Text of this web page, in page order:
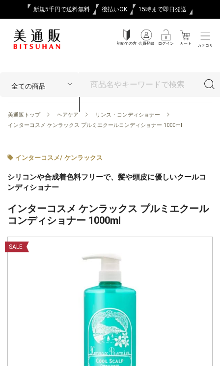
新規5千円で送料無料 後払いOK 15時まで即日発送
初めての方 会員登録 ログイン カート カテゴリ
美通販トップ ヘアケア
リンス・コンディショナー
インターコスメ ケンラックス プルミエクールコンディショナー 1000ml
インターコスメ/ ケンラックス
シリコンや合成着色料フリーで、髪や頭皮に優しいクールコ
ンディショナー
インターコスメ ケンラックス プルミエクール
コンディショナー 1000ml
SALE